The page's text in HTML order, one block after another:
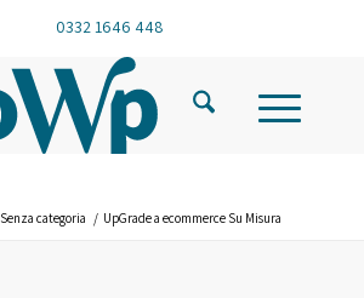
0332 1646 448
Senza categoria / UpGrade a ecommerce Su Misura